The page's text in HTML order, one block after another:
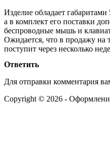
Изделие обладает
а в комплект его поставки
беспроводные мышь и
Ожидается, что в продажу на
поступит через несколько
Ответить
Для отправки комментария
Copyright © 2026 -